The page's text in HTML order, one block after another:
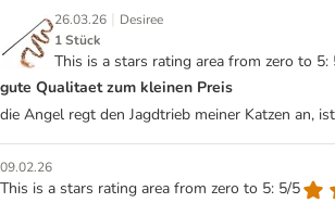
26.03.26 | Desiree
1 Stück
This is a stars rating area from zero to 5:
gute Qualitaet zum kleinen Preis
die Angel regt den Jagdtrieb meiner Katzen an,
09.02.26
This is a stars rating area from zero to 5: 5/5